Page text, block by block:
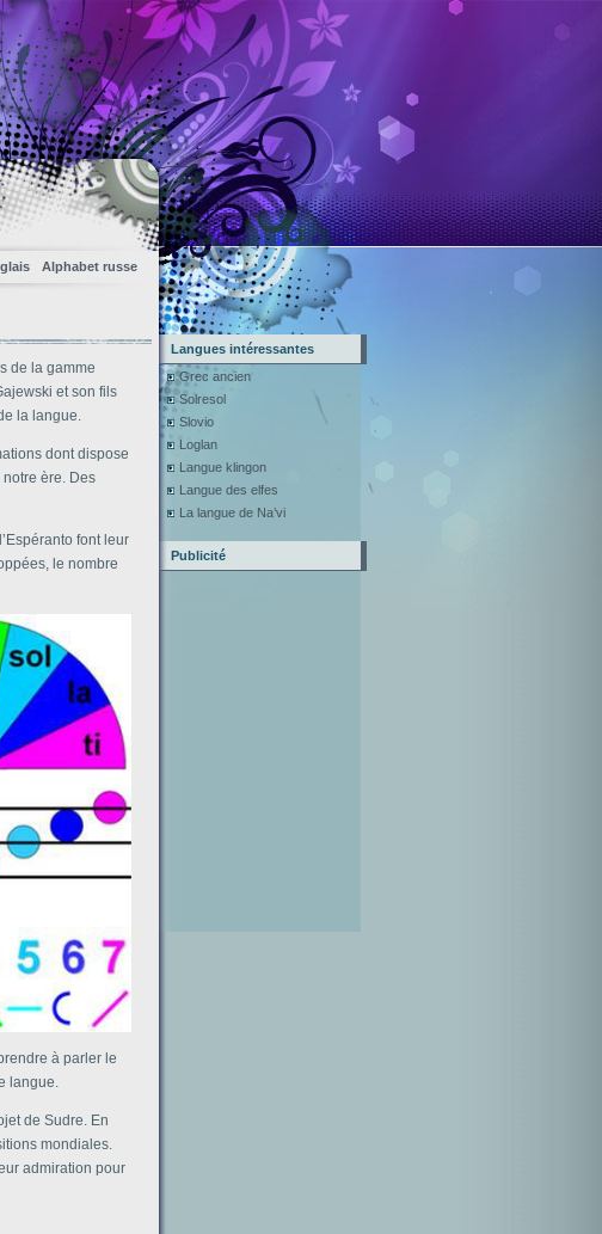
Alphabet russe
de la gamme
et son fils
la langue.
dont dispose
ère. Des
font leur
le nombre
à parler le
langue.
de Sudre. En
mondiales.
admiration pour
Langues intéressantes
Grec ancien
Solresol
Slovio
Loglan
Langue klingon
Langue des elfes
La langue de Na’vi
Publicité